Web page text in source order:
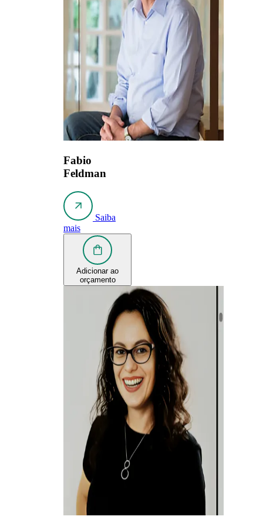
Fabio
Feldman
Saiba
mais
Adicionar ao
orçamento